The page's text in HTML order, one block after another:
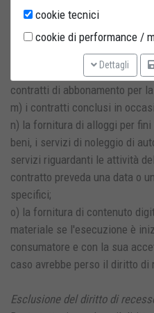
i) la fornitura di registrazioni
software informatici sigillati
l) la fornitura di giornali,
contratti di abbonamento per
m) i contratti conclusi in
n) la fornitura di alloggi per
beni, i servizi di noleggio di
servizi riguardanti le attività
contratto preveda una data o
specifici;
o) la fornitura di contenuto
materiale se l'esecuzione è
consumatore e con la sua
caso avrebbe perso il diritto di
Esclusione del diritto di
cookie tecnici
cookie di performance /
Dettagli